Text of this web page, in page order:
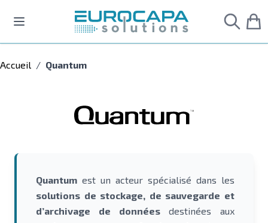
Accueil / Quantum
Quantum est un acteur spécialisé dans les
solutions de stockage, de sauvegarde et
d’archivage de donnéesdestinées aux